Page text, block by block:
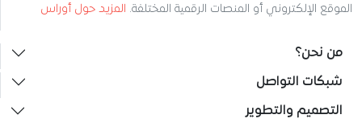
الموقع الإلكتروني أو المنصات الرقمية المختلفة. المزيد حول أوراس
من نحن؟
شبكات التواصل
التصميم والتطوير